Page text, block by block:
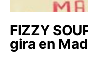
FIZZY
gira en